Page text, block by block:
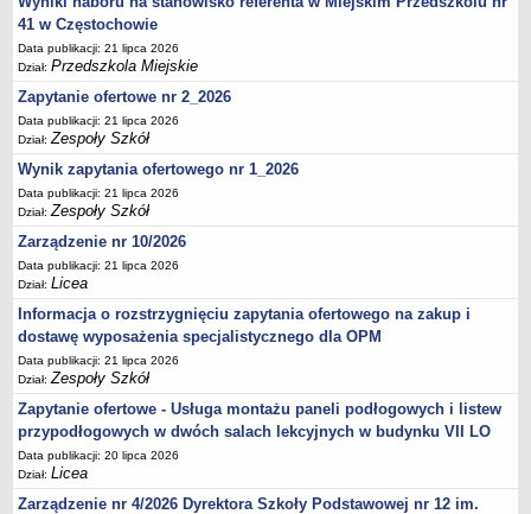
OCHRONA DANYCH OSOBOWYCH
41 w Częstochowie
Data publikacji: 21 lipca 2026
Dział:Przedszkola Miejskie
Zapytanie ofertowe nr 2_2026
Data publikacji: 21 lipca 2026
Dział:Zespoły Szkół
Wynik zapytania ofertowego nr 1_2026
Data publikacji: 21 lipca 2026
Dział:Zespoły Szkół
Zarządzenie nr 10/2026
Data publikacji: 21 lipca 2026
Dział:Licea
Informacja o rozstrzygnięciu zapytania ofertowego na zakup i
dostawę wyposażenia specjalistycznego dla OPM
Data publikacji: 21 lipca 2026
Dział:Zespoły Szkół
Zapytanie ofertowe - Usługa montażu paneli podłogowych i listew
przypodłogowych w dwóch salach lekcyjnych w budynku VII LO
Data publikacji: 20 lipca 2026
Dział:Licea
Zarządzenie nr 4/2026 Dyrektora Szkoły Podstawowej nr 12 im.